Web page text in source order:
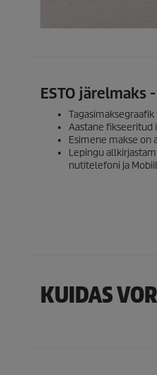
ESTO järelmaks
Aastane fikseeritud
Esimene makse on
Lepingu
nutitelefoni ja
KUIDAS